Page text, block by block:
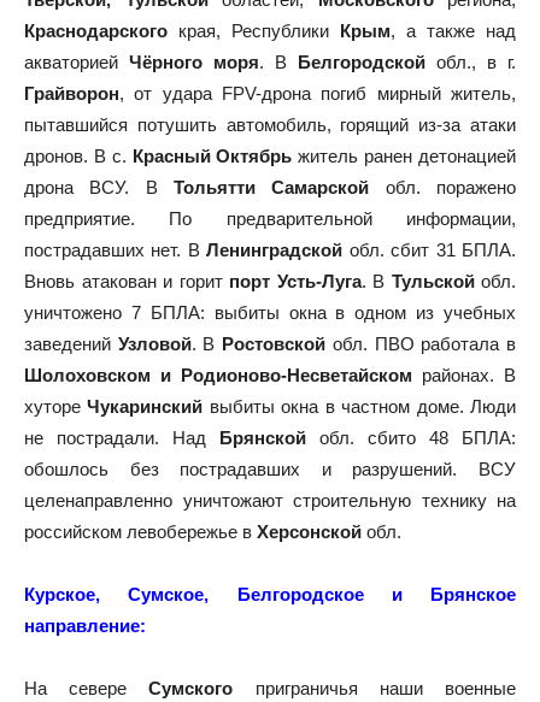
Краснодарского края, Республики Крым, а также над
акваторией Чёрного моря. В Белгородской обл., в г.
Грайворон, от удара FPV-дрона погиб мирный житель,
пытавшийся потушить автомобиль, горящий из-за атаки
дронов. В с. Красный Октябрь житель ранен детонацией
дрона ВСУ. В Тольятти Самарской обл. поражено
предприятие. По предварительной информации,
пострадавших нет. ВЛенинградской обл. сбит 31 БПЛА.
Вновь атакован и горит порт Усть-Луга. В Тульскойобл.
уничтожено 7 БПЛА: выбиты окна в одном из учебных
заведений Узловой. В Ростовской обл. ПВО работала в
Шолоховском и Родионово-Несветайском районах. В
хутореЧукаринский выбиты окна в частном доме. Люди
не пострадали. Над Брянской обл. сбито 48 БПЛА:
обошлось без пострадавших и разрушений. ВСУ
целенаправленно уничтожают строительную технику на
российском левобережье в Херсонской обл.
Курское, Сумское, Белгородское и Брянское
направление:
На севереСумского приграничья наши военные